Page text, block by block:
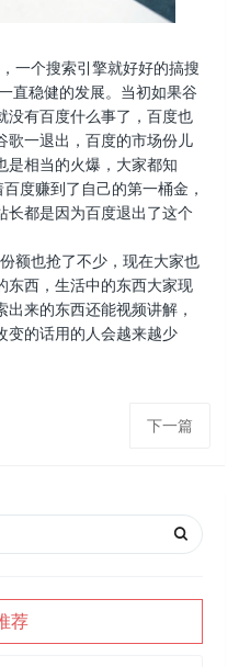
一个搜索引擎就好好的搞搜
直稳健的发展。当初如果谷
没有百度什么事了，百度也
歌一退出，百度的市场份儿
是相当的火爆，大家都知
度赚到了自己的第一桶金，
长都是因为百度退出了这个
额也抢了不少，现在大家也
东西，生活中的东西大家现
来的东西还能视频讲解，
变的话用的人会越来越少
下一篇
荐